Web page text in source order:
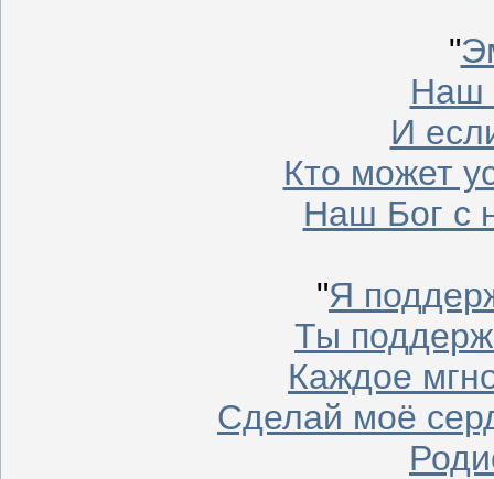
"
Наш
И
Кто может
Наш Бог с
"Я
Ты
Каждое
Сделай моё